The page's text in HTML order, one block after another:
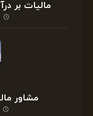
مالیات بر
مشاور